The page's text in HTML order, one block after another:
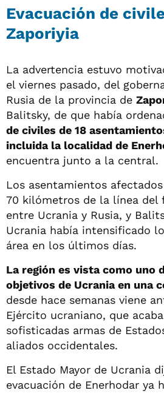
Evacuación de
Zaporiyia
La advertencia estuvo
el viernes pasado, del
Rusia de la provincia de
Balitsky, de que había
de civiles de 18
incluida la localidad de
encuentra junto a la central.
Los asentamientos
70 kilómetros de la línea del
entre Ucrania y Rusia, y
Ucrania había intensificado
área en los últimos días.
La región es vista como uno
objetivos de Ucrania en una
desde hace semanas viene
Ejército ucraniano, que
sofisticadas armas de
aliados occidentales.
El Estado Mayor de Ucrania
evacuación de Enerhodar ya